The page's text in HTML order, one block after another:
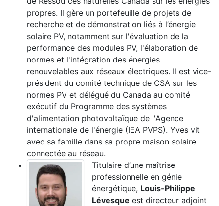
propres. Il gère un portefeuille de projets de
recherche et de démonstration liés à l’énergie
solaire PV, notamment sur l'évaluation de la
performance des modules PV, l'élaboration de
normes et l'intégration des énergies
renouvelables aux réseaux électriques. Il est vice-
président du comité technique de CSA sur les
normes PV et délégué du Canada au comité
exécutif du Programme des systèmes
d'alimentation photovoltaïque de l'Agence
internationale de l'énergie (IEA PVPS). Yves vit
avec sa famille dans sa propre maison solaire
connectée au réseau.
Titulaire d’une maîtrise
professionnelle en génie
énergétique, Louis-Philippe
Lévesque est directeur adjoint